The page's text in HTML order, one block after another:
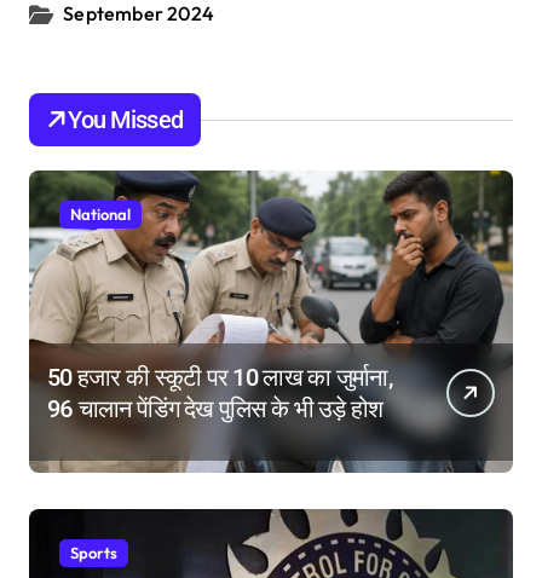
September 2024
You Missed
National
50 हजार की स्कूटी पर 10 लाख का जुर्माना,
96 चालान पेंडिंग देख पुलिस के भी उड़े होश
Sports